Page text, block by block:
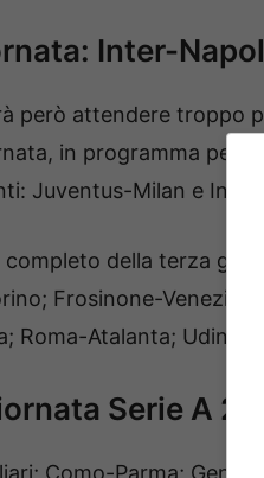
Inter-
però attendere troppo
in programma per il
Juventus-Milan e Inter-
della terza
Frosinone-Venezia;
Roma-Atalanta;
Serie A
Como-Parma;